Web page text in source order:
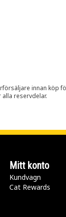
innan köp
reservdelar.
Mitt konto
Kundvagn
Cat Rewards